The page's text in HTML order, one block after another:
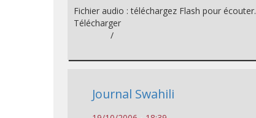
Fichier audio : téléchargez Flash pour écouter.
Télécharger
/
Journal Swahili